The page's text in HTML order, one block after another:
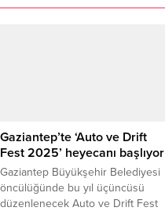
Gaziantep’te ‘Auto ve Drift
Fest 2025’ heyecanı başlıyor
Gaziantep Büyükşehir Belediyesi
öncülüğünde bu yıl üçüncüsü
düzenlenecek Auto ve Drift Fest